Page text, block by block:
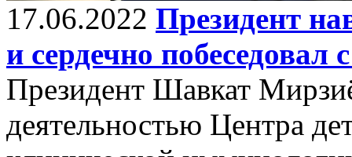
17.06.2022 Президент
и сердечно побеседовал
Президент Шавкат
деятельностью Центра